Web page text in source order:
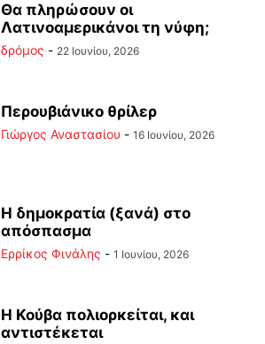
Θα πληρώσουν οι
Λατινοαμερικάνοι τη νύφη;
δρόμος - 22 Ιουνίου, 2026
Περουβιάνικο θρίλερ
Γιώργος Αναστασίου - 16 Ιουνίου, 2026
Η δημοκρατία (ξανά) στο
απόσπασμα
Ερρίκος Φινάλης - 1 Ιουνίου, 2026
Η Κούβα πολιορκείται, και
αντιστέκεται